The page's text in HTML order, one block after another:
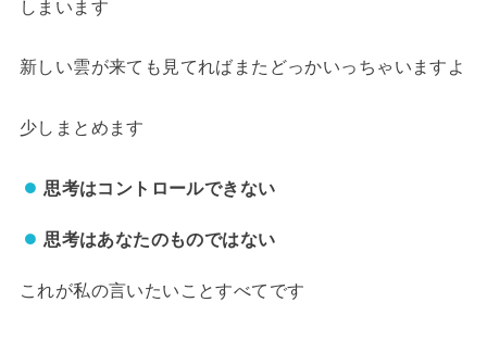
しまいます
新しい雲が来ても見てればまたどっかいっちゃいますよ
少しまとめます
思考はコントロールできない
思考はあなたのものではない
これが私の言いたいことすべてです